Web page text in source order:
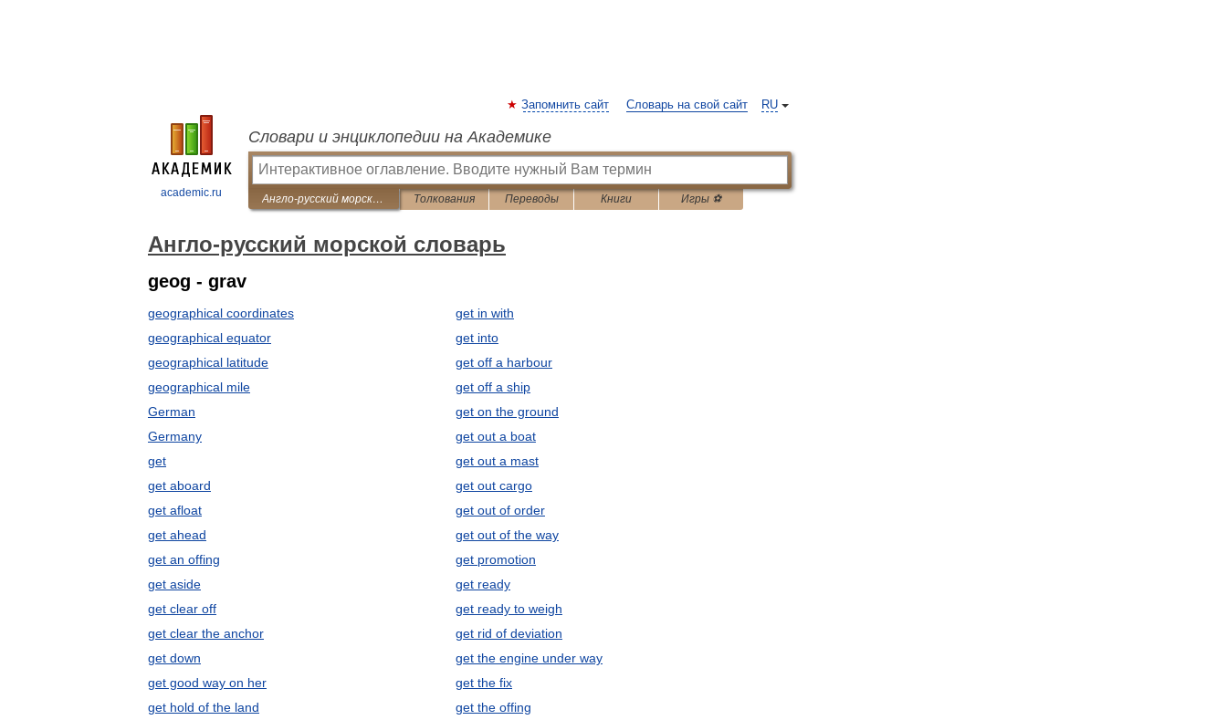
academic.ru
RU
Запомнить сайт Словарь на свой сайт
Словари и энциклопедии на Академике
Англо-русский морской словарь Толкования Переводы Книги Игры ⚽
Англо-русский морской словарь
geog - grav
geographical coordinates
geographical equator
geographical latitude
geographical mile
German
Germany
get
get aboard
get afloat
get ahead
get an offing
get aside
get clear off
get clear the anchor
get down
get good way on her
get hold of the land
get in with
get into
get off a harbour
get off a ship
get on the ground
get out a boat
get out a mast
get out cargo
get out of order
get out of the way
get promotion
get ready
get ready to weigh
get rid of deviation
get the engine under way
get the fix
get the offing